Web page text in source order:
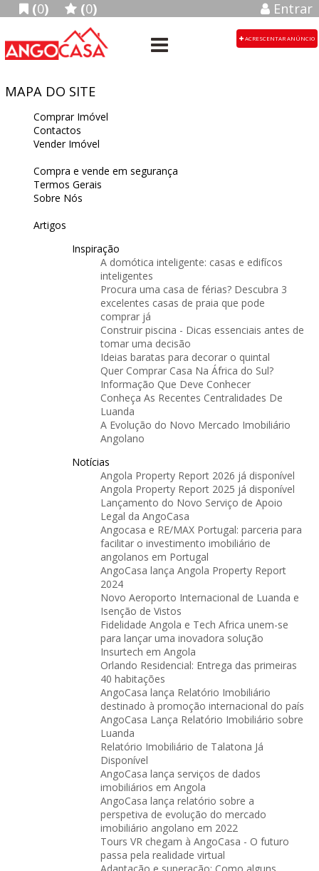
(0) (0) Entrar
ACRESCENTAR ANÚNCIO
MAPA DO SITE
Comprar Imóvel
Contactos
Vender Imóvel
Compra e vende em segurança
Termos Gerais
Sobre Nós
Artigos
Inspiração
A domótica inteligente: casas e edifícos
inteligentes
Procura uma casa de férias? Descubra 3
excelentes casas de praia que pode
comprar já
Construir piscina - Dicas essenciais antes de
tomar uma decisão
Ideias baratas para decorar o quintal
Quer Comprar Casa Na África do Sul?
Informação Que Deve Conhecer
Conheça As Recentes Centralidades De
Luanda
A Evolução do Novo Mercado Imobiliário
Angolano
Notícias
Angola Property Report 2026 já disponível
Angola Property Report 2025 já disponível
Lançamento do Novo Serviço de Apoio
Legal da AngoCasa
Angocasa e RE/MAX Portugal: parceria para
facilitar o investimento imobiliário de
angolanos em Portugal
AngoCasa lança Angola Property Report
2024
Novo Aeroporto Internacional de Luanda e
Isenção de Vistos
Fidelidade Angola e Tech Africa unem-se
para lançar uma inovadora solução
Insurtech em Angola
Orlando Residencial: Entrega das primeiras
40 habitações
AngoCasa lança Relatório Imobiliário
destinado à promoção internacional do país
AngoCasa Lança Relatório Imobiliário sobre
Luanda
Relatório Imobiliário de Talatona Já
Disponível
AngoCasa lança serviços de dados
imobiliários em Angola
AngoCasa lança relatório sobre a
perspetiva de evolução do mercado
imobiliário angolano em 2022
Tours VR chegam à AngoCasa - O futuro
passa pela realidade virtual